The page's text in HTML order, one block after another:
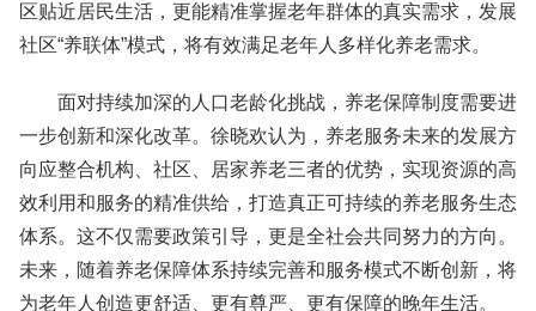
区贴近居民生活，更能精准掌握老年群体的真实需求，发展
社区“养联体”模式，将有效满足老年人多样化养老需求。
面对持续加深的人口老龄化挑战，养老保障制度需要进
一步创新和深化改革。徐晓欢认为，养老服务未来的发展方
向应整合机构、社区、居家养老三者的优势，实现资源的高
效利用和服务的精准供给，打造真正可持续的养老服务生态
体系。这不仅需要政策引导，更是全社会共同努力的方向。
未来，随着养老保障体系持续完善和服务模式不断创新，将
为老年人创造更舒适、更有尊严、更有保障的晚年生活。